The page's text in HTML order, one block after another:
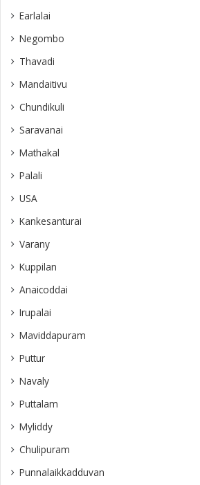
Earlalai
Negombo
Thavadi
Mandaitivu
Chundikuli
Saravanai
Mathakal
Palali
USA
Kankesanturai
Varany
Kuppilan
Anaicoddai
Irupalai
Maviddapuram
Puttur
Navaly
Puttalam
Myliddy
Chulipuram
Punnalaikkadduvan